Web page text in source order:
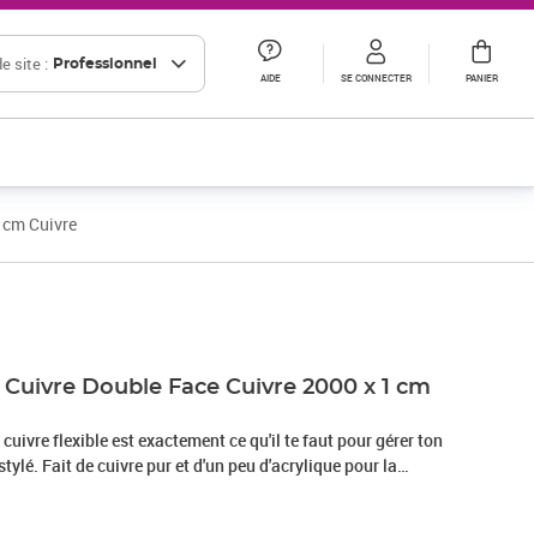
site : Professionnel
AIDE SE CONNECTER PANIER
Cuivre
Double Face Cuivre 2000 x 1 cm
flexible est exactement ce qu'il te faut pour gérer ton
Fait de cuivre pur et d'un peu d'acrylique pour la
une agriculture à long terme et des idées de paysage